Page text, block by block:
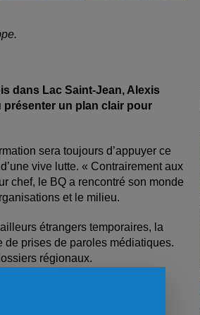
dans Lac Saint-Jean, Alexis
présenter un plan clair pour
sera toujours d’appuyer ce
vive lutte. « Contrairement aux
chef, le BQ a rencontré son monde
et le milieu.
étrangers temporaires, la
de prises de paroles médiatiques.
régionaux.